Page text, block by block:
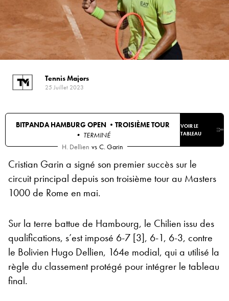
Tennis Majors
25 Juillet 2023
BITPANDA HAMBURG OPEN • TROISIÈME TOUR
• TERMINÉ
VOIR LE
TABLEAU
H. Dellien vs C. Garin
Cristian Garin a signé son premier succès sur le
circuit principal depuis son troisième tour au Masters
1000 de Rome en mai.
Sur la terre battue de Hambourg, le Chilien issu des
qualifications, s’est imposé 6-7 [3], 6-1, 6-3, contre
le Bolivien Hugo Dellien, 164e modial, qui a utilisé la
règle du classement protégé pour intégrer le tableau
final.